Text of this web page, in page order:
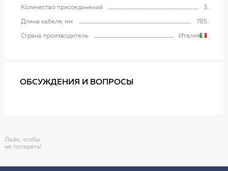
Количество присоединений 3
Длина кабеля, мм 785
Страна производитель Италия
ОБСУЖДЕНИЯ И ВОПРОСЫ
Лайк, чтобы
не потерять!